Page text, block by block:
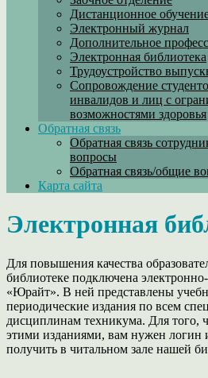
Дистанционное
Электронный журнал
Дополнительное
Электронная библиотека
Трудоустройство
Сопровождение
инвалидов и лиц с
возможностями здоровья
Обратная связь
Обратная связь
вопросы
Обратная связь/общие
Карта сайта
Электронная
Для повышения качества
библиотеке подключена
«Юрайт». В ней представлены
периодические издания по всем
дисциплинам техникума. Для того,
этими изданиями, вам нужен логин
получить в читальном зале нашей